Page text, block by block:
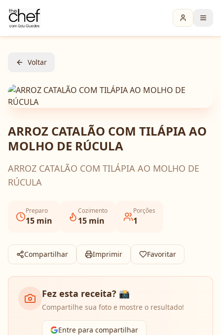
Voltar
ARROZ CATALÃO COM TILÁPIA AO
MOLHO DE RÚCULA
ARROZ CATALÃO COM TILÁPIA AO MOLHO DE
RÚCULA
Preparo
15 min
Cozimento
15 min
Porções
1
Compartilhar Imprimir Favoritar
Fez esta receita? 📸
Compartilhe sua foto e mostre o resultado!
Entre para compartilhar